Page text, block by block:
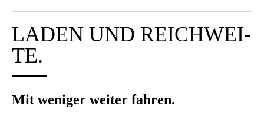
LADEN UND REICH­WEI­
TE.
Mit weni­ger wei­ter fah­ren.